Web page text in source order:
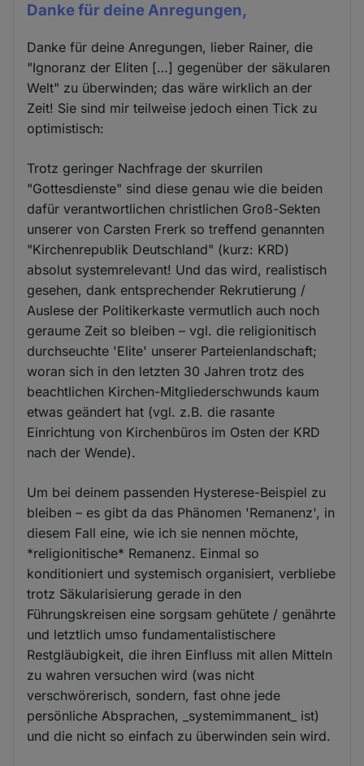
Danke für deine Anregungen,
Danke für deine Anregungen, lieber Rainer, die
"Ignoranz der Eliten […] gegenüber der säkularen
Welt" zu überwinden; das wäre wirklich an der
Zeit! Sie sind mir teilweise jedoch einen Tick zu
optimistisch:
Trotz geringer Nachfrage der skurrilen
"Gottesdienste" sind diese genau wie die beiden
dafür verantwortlichen christlichen Groß-Sekten
unserer von Carsten Frerk so treffend genannten
"Kirchenrepublik Deutschland" (kurz: KRD)
absolut systemrelevant! Und das wird, realistisch
gesehen, dank entsprechender Rekrutierung /
Auslese der Politikerkaste vermutlich auch noch
geraume Zeit so bleiben – vgl. die religionitisch
durchseuchte 'Elite' unserer Parteienlandschaft;
woran sich in den letzten 30 Jahren trotz des
beachtlichen Kirchen-Mitgliederschwunds kaum
etwas geändert hat (vgl. z.B. die rasante
Einrichtung von Kirchenbüros im Osten der KRD
nach der Wende).
Um bei deinem passenden Hysterese-Beispiel zu
bleiben – es gibt da das Phänomen 'Remanenz', in
diesem Fall eine, wie ich sie nennen möchte,
*religionitische* Remanenz. Einmal so
konditioniert und systemisch organisiert, verbliebe
trotz Säkularisierung gerade in den
Führungskreisen eine sorgsam gehütete / genährte
und letztlich umso fundamentalistischere
Restgläubigkeit, die ihren Einfluss mit allen Mitteln
zu wahren versuchen wird (was nicht
verschwörerisch, sondern, fast ohne jede
persönliche Absprachen, _systemimmanent_ ist)
und die nicht so einfach zu überwinden sein wird.